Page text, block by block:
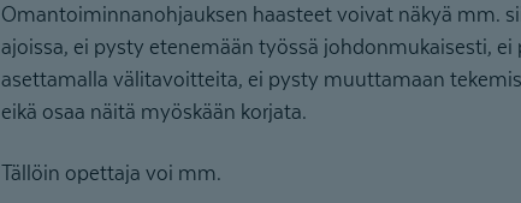
Omantoiminnanohjauksen haasteet voivat näkyä mm.
ajoissa, ei pysty etenemään työssä johdonmukaisesti,
asettamalla välitavoitteita, ei pysty muuttamaan
eikä osaa näitä myöskään korjata.
Tällöin opettaja voi mm.